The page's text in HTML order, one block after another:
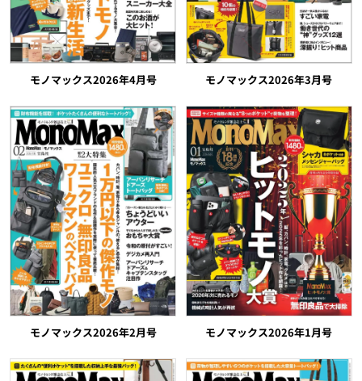
モノマックス2026年4月号 モノマックス2026年3月号
モノマックス2026年2月号 モノマックス2026年1月号